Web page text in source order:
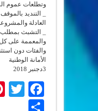
وتطلعات عموم
_ التنديد
العادلة
_ التشبث بمطلب
والمعممة على
والفئات دون
الأمانة الوطنية
3دجنبر 2018